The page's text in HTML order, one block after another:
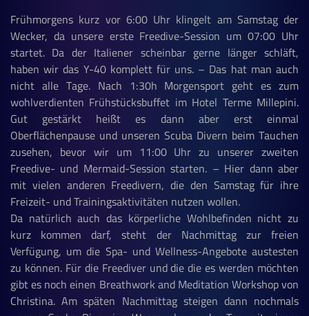
Frühmorgens kurz vor 6:00 Uhr klingelt am Samstag der
Wecker, da unsere erste Freedive-Session um 07:00 Uhr
startet. Da der Italiener scheinbar gerne länger schläft,
haben wir das Y-40 komplett für uns. – Das hat man auch
nicht alle Tage. Nach 1:30h Morgensport geht es zum
wohlverdienten Frühstücksbuffet im Hotel Terme Millepini.
Gut gestärkt heißt es dann aber erst einmal
Oberflächenpause und unseren Scuba Divern beim Tauchen
zusehen, bevor wir um 11:00 Uhr zu unserer zweiten
Freedive- und Mermaid-Session starten. – Hier dann aber
mit vielen anderen Freedivern, die den Samstag für ihre
Freizeit- und Trainingsaktivitäten nutzen wollen.
Da natürlich auch das körperliche Wohlbefinden nicht zu
kurz kommen darf, steht der Nachmittag zur freien
Verfügung, um die Spa- und Wellness-Angebote austesten
zu können. Für die Freediver und die die es werden möchten
gibt es noch einen Breathwork and Meditation Workshop von
Christina. Am späten Nachmittag steigen dann nochmals